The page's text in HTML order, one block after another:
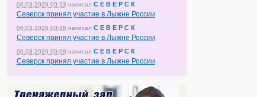
06.03.2026 00:23 написал С Е В Е Р С К
Северск принял участие в Лыжне России
06.03.2026 00:18 написал С Е В Е Р С К
Северск принял участие в Лыжне России
06.03.2026 00:09 написал С Е В Е Р С К
Северск принял участие в Лыжне России